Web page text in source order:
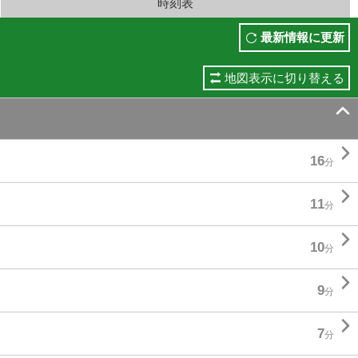
時刻表
最新情報に更新
地図表示に切り替える

16分 
11分 
10分 
9分 
7分 